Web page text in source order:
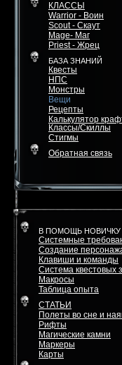
КЛАССЫ
Warrior - Воин
Scout - Скаут
Mage- Маг
Priest - Жрец
БАЗА ЗНАНИЙ
Квесты
НПС
Монстры
Вещи
Рецепты
Калькулятор
Классы/Скиллы
Стигмы
Обратная связь
В ПОМОЩЬ НОВИЧКУ
Системные
Создание
Клавиши и команды
Система квестовых
Макросы
Таблица опыта
СТАТЬИ
Полеты во сне и
Рифты
Магические камни
Маркеры
Карты